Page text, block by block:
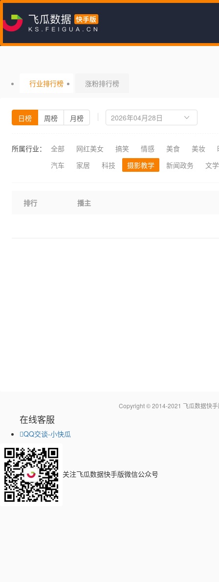
行业排行榜 涨粉排行榜
日榜 周榜 月榜
所属行业： 全部 网红美女 搞笑 情感 美食 美妆
汽车
家居 科技 摄影教学 新闻政务 文
排行 播主
Copyright © 2014-2021 飞瓜数据快
在线客服
QQ交谈-小快瓜
关注飞瓜数据快手版微信公众号